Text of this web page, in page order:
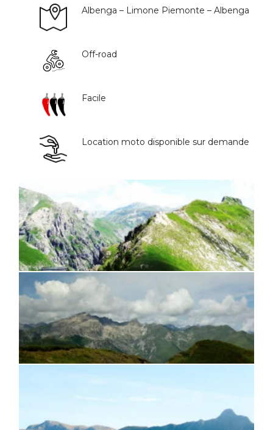
Albenga – Limone Piemonte – Albenga
Off-road
Facile
Location moto disponible sur demande